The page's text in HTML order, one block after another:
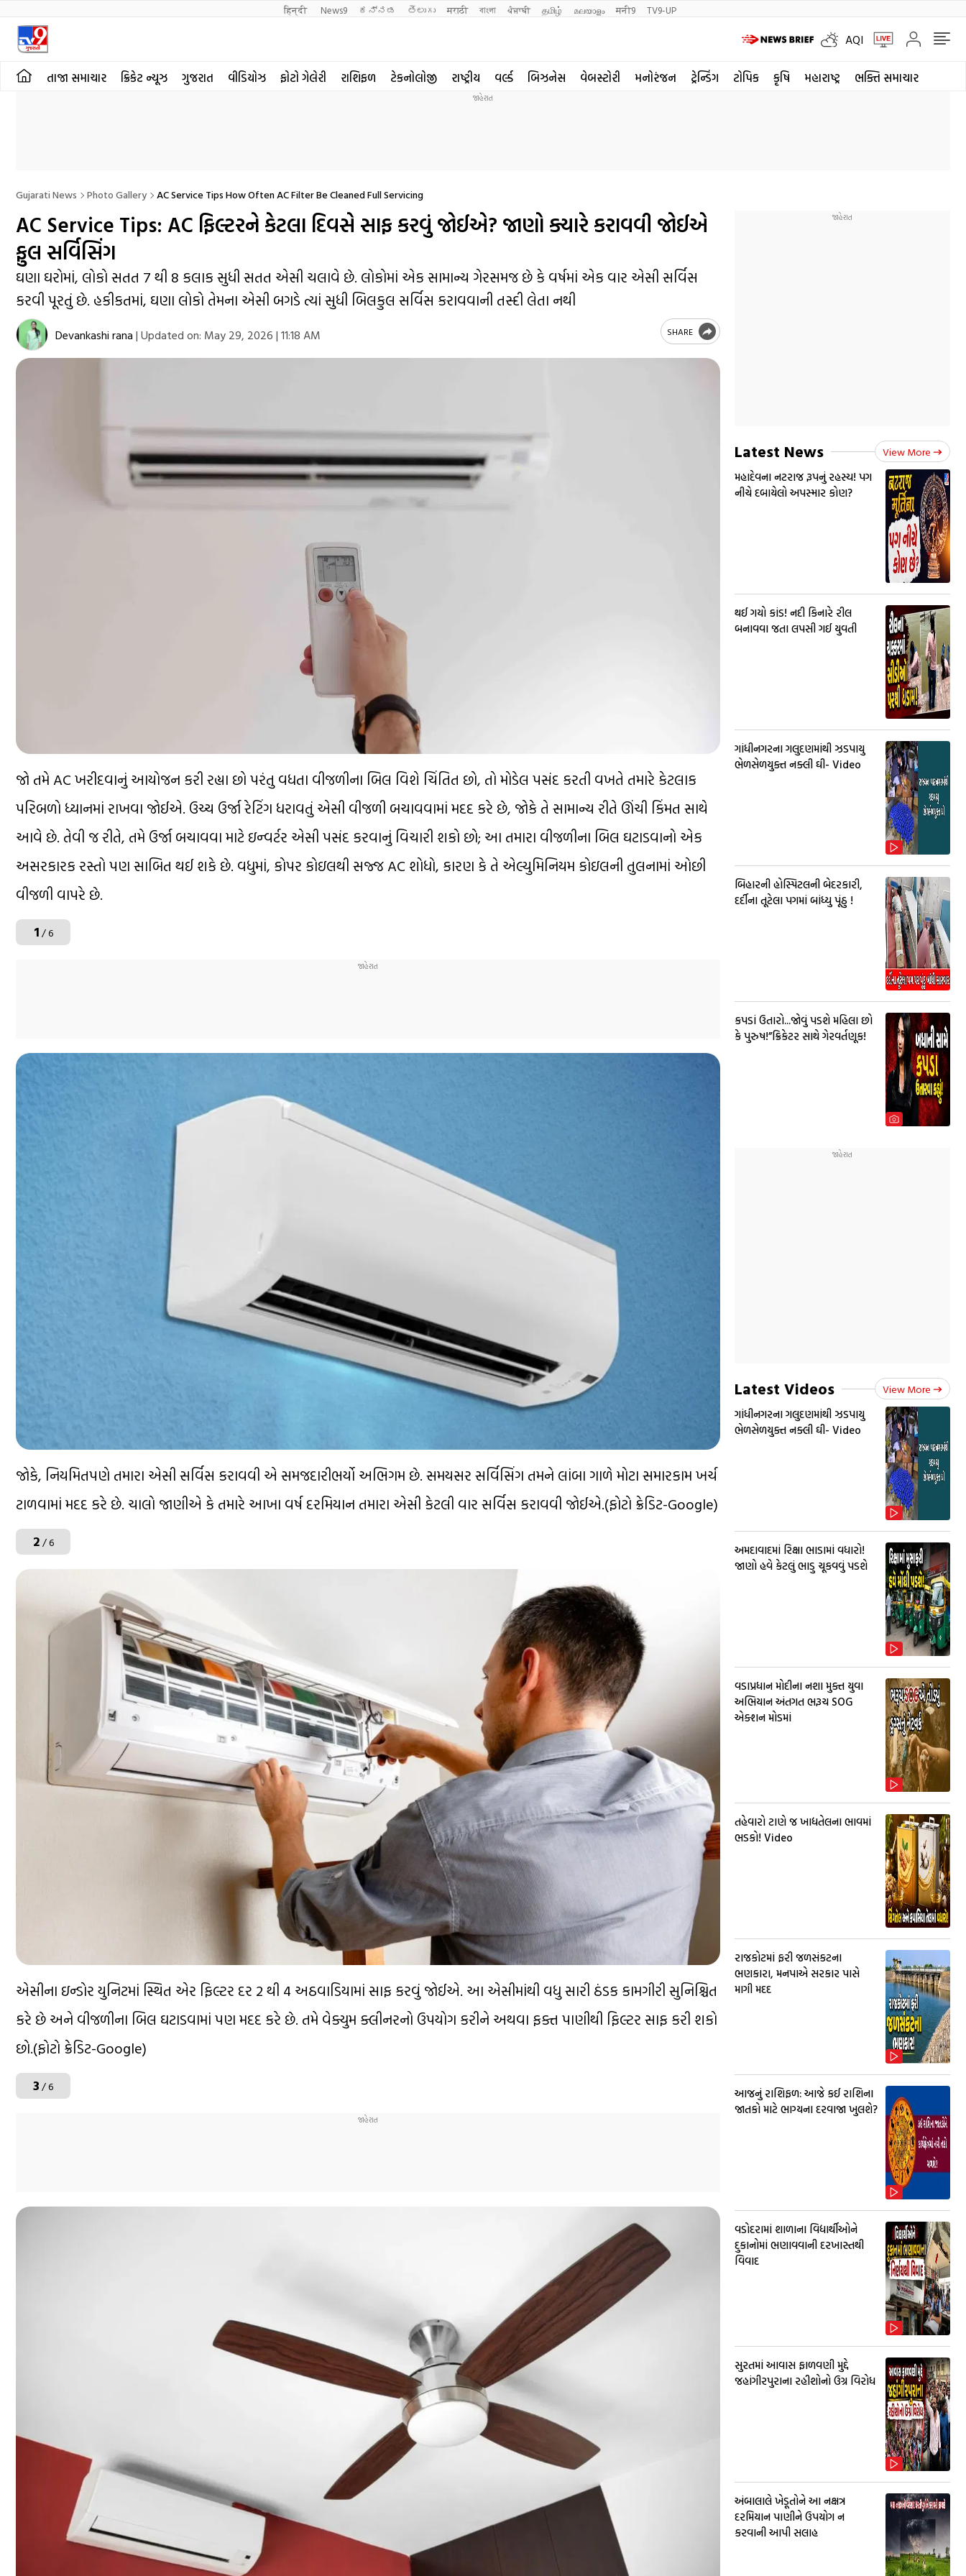
हिन्दी News9 ಕನ್ನಡ తెలుగు मराठी বাংলা ਪੰਜਾਬੀ தமிழ் മലയാളം मनी9 TV9-UP
AQI
તાજા સમાચાર ક્રિકેટ ન્યૂઝ ગુજરાત વીડિયોઝ ફોટો ગેલેરી રાશિફળ ટેકનોલોજી રાષ્ટ્રીય વર્લ્ડ બિઝનેસ વેબસ્ટોરી મનોરંજન ટ્રેન્ડિંગ ટોપિક કૃષિ મહારાષ્ટ્ર ભક્તિ સમાચાર
Gujarati News Photo Gallery AC Service Tips How Often AC Filter Be Cleaned Full Servicing
AC Service Tips: AC ફિલ્ટરને કેટલા દિવસે સાફ કરવું જોઈએ? જાણો ક્યારે કરાવવી જોઈએ
ફુલ સર્વિસિંગ
ઘણા ઘરોમાં, લોકો સતત 7 થી 8 કલાક સુધી સતત એસી ચલાવે છે. લોકોમાં એક સામાન્ય ગેરસમજ છે કે વર્ષમાં એક વાર એસી સર્વિસ
કરવી પૂરતું છે. હકીકતમાં, ઘણા લોકો તેમના એસી બગડે ત્યાં સુધી બિલકુલ સર્વિસ કરાવવાની તસ્દી લેતા નથી
Devankashi rana | Updated on: May 29, 2026 | 11:18 AM SHARE
જો તમે AC ખરીદવાનું આયોજન કરી રહ્યા છો પરંતુ વધતા વીજળીના બિલ વિશે ચિંતિત છો, તો મોડેલ પસંદ કરતી વખતે તમારે કેટલાક
પરિબળો ધ્યાનમાં રાખવા જોઈએ. ઉચ્ચ ઉર્જા રેટિંગ ધરાવતું એસી વીજળી બચાવવામાં મદદ કરે છે, જોકે તે સામાન્ય રીતે ઊંચી કિંમત સાથે
આવે છે. તેવી જ રીતે, તમે ઉર્જા બચાવવા માટે ઇન્વર્ટર એસી પસંદ કરવાનું વિચારી શકો છો; આ તમારા વીજળીના બિલ ઘટાડવાનો એક
અસરકારક રસ્તો પણ સાબિત થઈ શકે છે. વધુમાં, કોપર કોઇલથી સજ્જ AC શોધો, કારણ કે તે એલ્યુમિનિયમ કોઇલની તુલનામાં ઓછી
વીજળી વાપરે છે.
1/ 6
જોકે, નિયમિતપણે તમારા એસી સર્વિસ કરાવવી એ સમજદારીભર્યો અભિગમ છે. સમયસર સર્વિસિંગ તમને લાંબા ગાળે મોટા સમારકામ ખર્ચ
ટાળવામાં મદદ કરે છે. ચાલો જાણીએ કે તમારે આખા વર્ષ દરમિયાન તમારા એસી કેટલી વાર સર્વિસ કરાવવી જોઈએ.(ફોટો ક્રેડિટ-Google)
2/ 6
એસીના ઇન્ડોર યુનિટમાં સ્થિત એર ફિલ્ટર દર 2 થી 4 અઠવાડિયામાં સાફ કરવું જોઈએ. આ એસીમાંથી વધુ સારી ઠંડક કામગીરી સુનિશ્ચિત
કરે છે અને વીજળીના બિલ ઘટાડવામાં પણ મદદ કરે છે. તમે વેક્યુમ ક્લીનરનો ઉપયોગ કરીને અથવા ફક્ત પાણીથી ફિલ્ટર સાફ કરી શકો
છો.(ફોટો ક્રેડિટ-Google)
3/ 6
Latest News View More
મહાદેવના નટરાજ રૂપનું રહસ્ય! પગ
નીચે દબાયેલો અપસ્માર કોણ?
થઈ ગયો કાંડ! નદી કિનારે રીલ
બનાવવા જતા લપસી ગઈ યુવતી
ગાંધીનગરના ગલુદણમાંથી ઝડપાયુ
ભેળસેળયુક્ત નક્લી ઘી- Video
બિહારની હોસ્પિટલની બેદરકારી,
દર્દીના તૂટેલા પગમાં બાંધ્યુ પૂંઠુ !
કપડાં ઉતારો...જોવું પડશે મહિલા છો
કે પુરુષ!”ક્રિકેટર સાથે ગેરવર્તણૂક!
Latest Videos View More
ગાંધીનગરના ગલુદણમાંથી ઝડપાયુ
ભેળસેળયુક્ત નક્લી ઘી- Video
અમદાવાદમાં રિક્ષા ભાડામાં વધારો!
જાણો હવે કેટલું ભાડુ ચૂકવવું પડશે
વડાપ્રધાન મોદીના નશા મુક્ત યુવા
અભિયાન અંતગત ભરૂચ SOG
એક્શન મોડમાં
તહેવારો ટાણે જ ખાદ્યતેલના ભાવમાં
ભડકો! Video
રાજકોટમાં ફરી જળસંકટના
ભણકારા, મનપાએ સરકાર પાસે
માગી મદદ
આજનું રાશિફળ: આજે કઈ રાશિના
જાતકો માટે ભાગ્યના દરવાજા ખુલશે?
વડોદરામાં શાળાના વિદ્યાર્થીઓને
દુકાનોમાં ભણાવવાની દરખાસ્તથી
વિવાદ
સુરતમાં આવાસ ફાળવણી મુદ્દે
જહાંગીરપુરાના રહીશોનો ઉગ્ર વિરોધ
અંબાલાલે ખેડૂતોને આ નક્ષત્ર
દરમિયાન પાણીને ઉપયોગ ન
કરવાની આપી સલાહ